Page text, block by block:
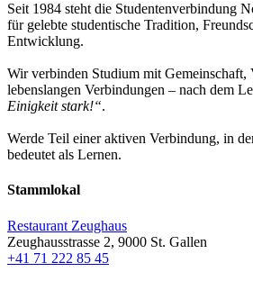
Seit 1984 steht die Studentenverbindung
für gelebte studentische Tradition,
Entwicklung.
Wir verbinden Studium mit Gemeinschaft,
lebenslangen Verbindungen – nach dem
Einigkeit stark!“.
Werde Teil einer aktiven Verbindung, in
bedeutet als Lernen.
Stammlokal
Restaurant Zeughaus
Zeughausstrasse 2, 9000 St. Gallen
+41 71 222 85 45